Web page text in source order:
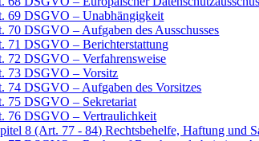
69 DSGVO – Unabhängigkeit
70 DSGVO – Aufgaben des Ausschusses
71 DSGVO – Berichterstattung
72 DSGVO – Verfahrensweise
73 DSGVO – Vorsitz
74 DSGVO – Aufgaben des Vorsitzes
75 DSGVO – Sekretariat
76 DSGVO – Vertraulichkeit
8 (Art. 77 - 84) Rechtsbehelfe, Haftung und